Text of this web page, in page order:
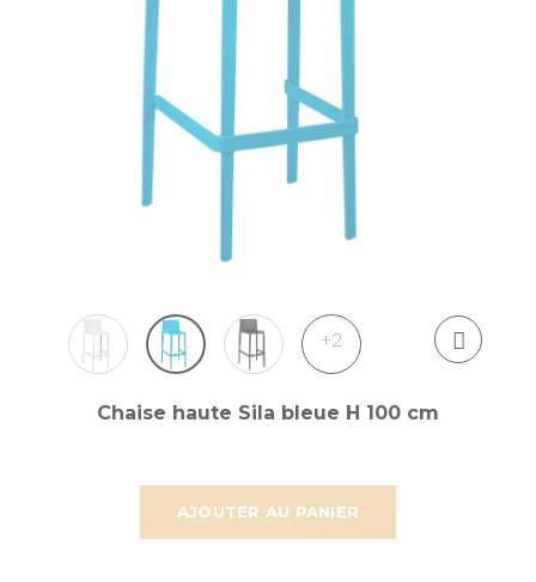
AJOUTER AU PANIER
+2
Chaise haute Sila bleue H 100 cm